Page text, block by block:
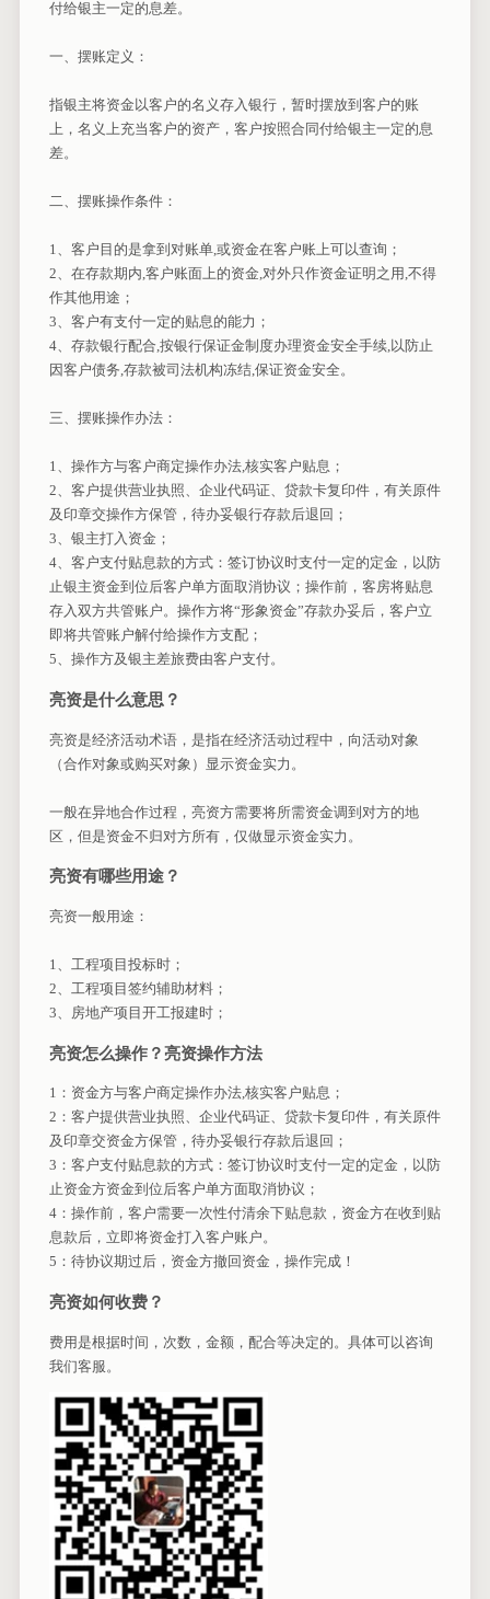
付给银主一定的息差。
一、摆账定义：
指银主将资金以客户的名义存入银行，暂时摆放到客户的账
上，名义上充当客户的资产，客户按照合同付给银主一定的息
差。
二、摆账操作条件：
1、客户目的是拿到对账单,或资金在客户账上可以查询；
2、在存款期内,客户账面上的资金,对外只作资金证明之用,不得
作其他用途；
3、客户有支付一定的贴息的能力；
4、存款银行配合,按银行保证金制度办理资金安全手续,以防止
因客户债务,存款被司法机构冻结,保证资金安全。
三、摆账操作办法：
1、操作方与客户商定操作办法,核实客户贴息；
2、客户提供营业执照、企业代码证、贷款卡复印件，有关原件
及印章交操作方保管，待办妥银行存款后退回；
3、银主打入资金；
4、客户支付贴息款的方式：签订协议时支付一定的定金，以防
止银主资金到位后客户单方面取消协议；操作前，客房将贴息
存入双方共管账户。操作方将“形象资金”存款办妥后，客户立
即将共管账户解付给操作方支配；
5、操作方及银主差旅费由客户支付。
亮资是什么意思？
亮资是经济活动术语，是指在经济活动过程中，向活动对象
（合作对象或购买对象）显示资金实力。
一般在异地合作过程，亮资方需要将所需资金调到对方的地
区，但是资金不归对方所有，仅做显示资金实力。
亮资有哪些用途？
亮资一般用途：
1、工程项目投标时；
2、工程项目签约辅助材料；
3、房地产项目开工报建时；
亮资怎么操作？亮资操作方法
1：资金方与客户商定操作办法,核实客户贴息；
2：客户提供营业执照、企业代码证、贷款卡复印件，有关原件
及印章交资金方保管，待办妥银行存款后退回；
3：客户支付贴息款的方式：签订协议时支付一定的定金，以防
止资金方资金到位后客户单方面取消协议；
4：操作前，客户需要一次性付清余下贴息款，资金方在收到贴
息款后，立即将资金打入客户账户。
5：待协议期过后，资金方撤回资金，操作完成！
亮资如何收费？
费用是根据时间，次数，金额，配合等决定的。具体可以咨询
我们客服。